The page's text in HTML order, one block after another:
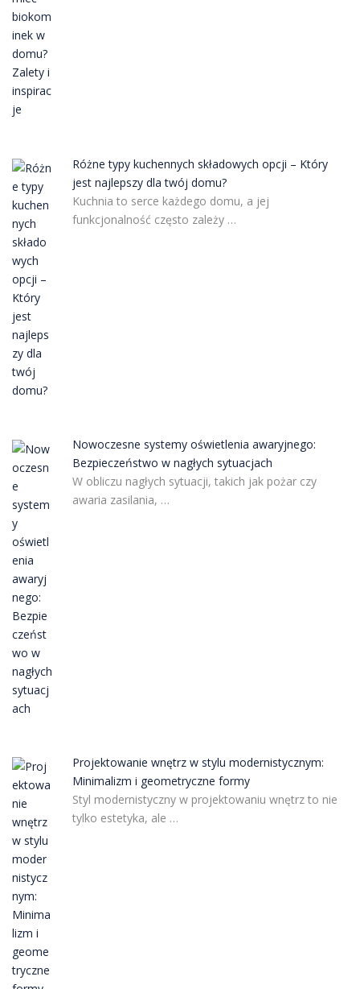
Różne typy kuchennych składowych opcji – Który
jest najlepszy dla twój domu?
Kuchnia to serce każdego domu, a jej
funkcjonalność często zależy …
Nowoczesne systemy oświetlenia awaryjnego:
Bezpieczeństwo w nagłych sytuacjach
W obliczu nagłych sytuacji, takich jak pożar czy
awaria zasilania, …
Projektowanie wnętrz w stylu modernistycznym:
Minimalizm i geometryczne formy
Styl modernistyczny w projektowaniu wnętrz to nie
tylko estetyka, ale …